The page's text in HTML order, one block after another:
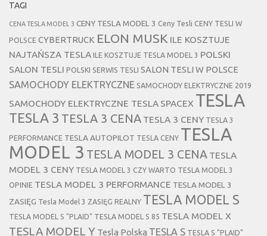
TAGI
CENA TESLA MODEL 3 CENY TESLA MODEL 3 Ceny Tesli CENY TESLI W
POLSCE CYBERTRUCK ELON MUSK ILE KOSZTUJE
NAJTAŃSZA TESLA
ILE KOSZTUJE TESLA MODEL 3 POLSKI
SALON TESLI POLSKI SERWIS TESLI SALON TESLI W POLSCE
SAMOCHODY ELEKTRYCZNE SAMOCHODY ELEKTRYCZNE 2019
SAMOCHODY ELEKTRYCZNE TESLA SPACEX TESLA
TESLA 3 TESLA 3 CENA TESLA 3 CENY TESLA 3
PERFORMANCE TESLA AUTOPILOT TESLA CENY TESLA
MODEL 3 TESLA MODEL 3 CENA TESLA
MODEL 3 CENY TESLA MODEL 3 CZY WARTO TESLA MODEL 3
OPINIE TESLA MODEL 3 PERFORMANCE TESLA MODEL 3
ZASIĘG Tesla Model 3 ZASIĘG REALNY TESLA MODEL S
TESLA MODEL S "PLAID" TESLA MODEL S 85 TESLA MODEL X
TESLA MODEL Y Tesla Polska TESLA S TESLA S "PLAID"